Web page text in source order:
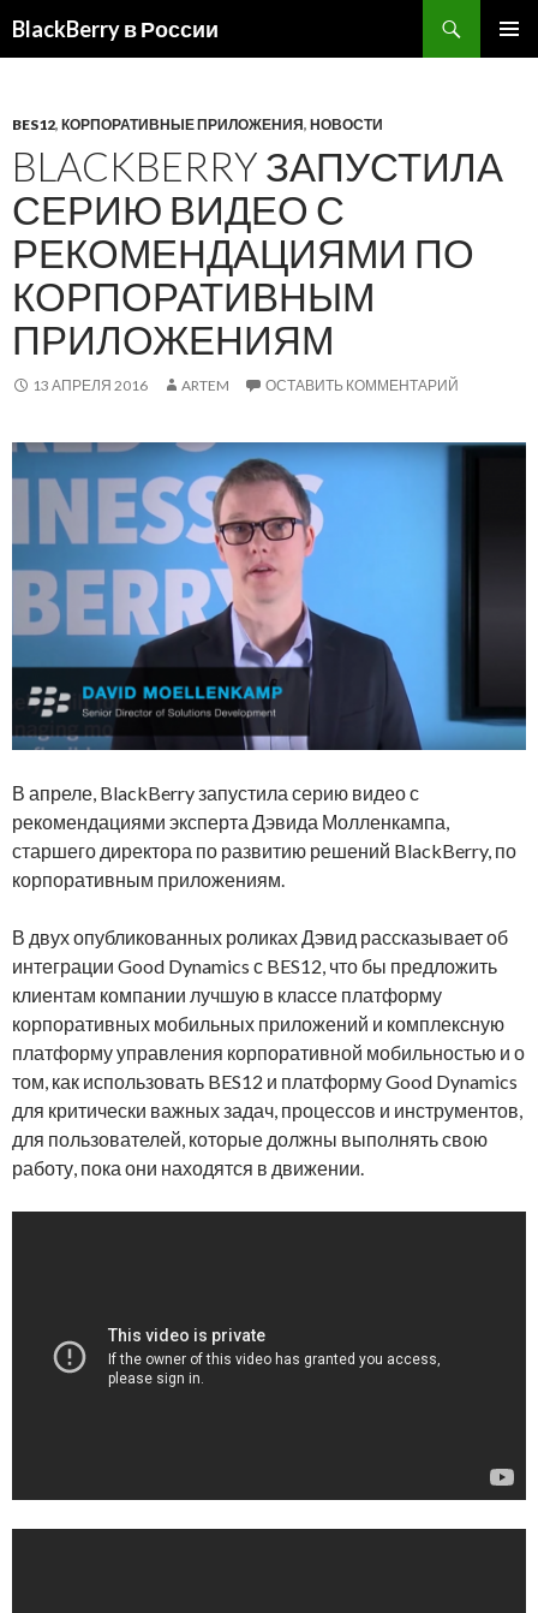
BlackBerry в России
BES12, КОРПОРАТИВНЫЕ ПРИЛОЖЕНИЯ, НОВОСТИ
BLACKBERRY ЗАПУСТИЛА
СЕРИЮ ВИДЕО С
РЕКОМЕНДАЦИЯМИ ПО
КОРПОРАТИВНЫМ
ПРИЛОЖЕНИЯМ
13 АПРЕЛЯ 2016 ARTEM ОСТАВИТЬ КОММЕНТАРИЙ
В апреле, BlackBerry запустила серию видео с
рекомендациями эксперта Дэвида Молленкампа,
старшего директора по развитию решений BlackBerry, по
корпоративным приложениям.
В двух опубликованных роликах Дэвид рассказывает об
интеграции Good Dynamics с BES12, что бы предложить
клиентам компании лучшую в классе платформу
корпоративных мобильных приложений и комплексную
платформу управления корпоративной мобильностью и о
том, как использовать BES12 и платформу Good Dynamics
для критически важных задач, процессов и инструментов,
для пользователей, которые должны выполнять свою
работу, пока они находятся в движении.